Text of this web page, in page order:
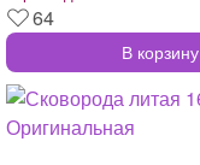
64
В корзину